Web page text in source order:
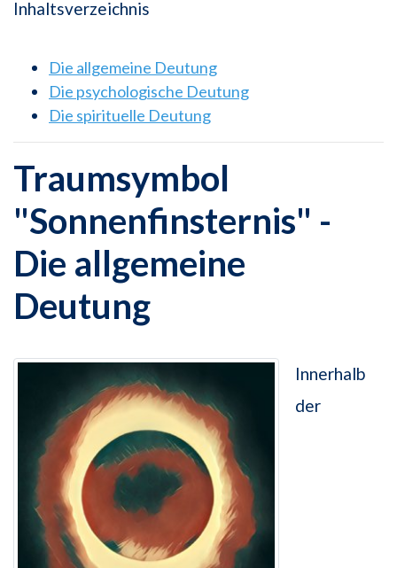
Inhaltsverzeichnis
Die allgemeine Deutung
Die psychologische Deutung
Die spirituelle Deutung
Traumsymbol
"Sonnenfinsternis" -
Die allgemeine
Deutung
Innerhalb
der